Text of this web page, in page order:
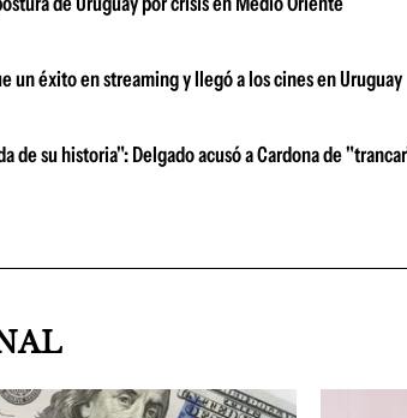
un éxito en streaming y llegó a los cines en Uruguay
de su historia": Delgado acusó a Cardona de